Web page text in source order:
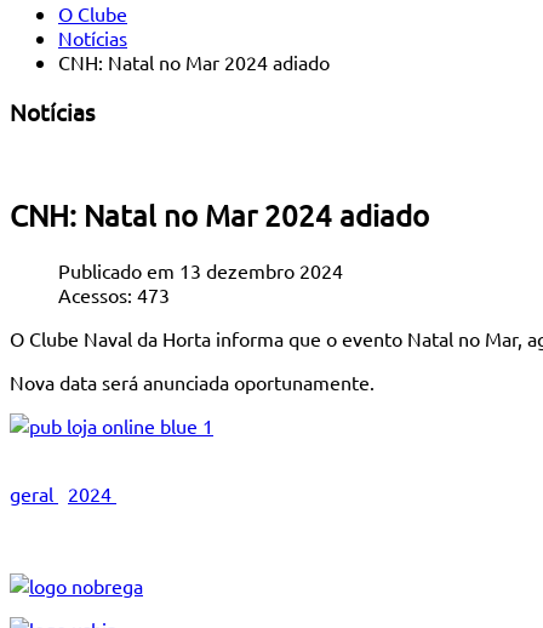
O Clube
Notícias
CNH: Natal no Mar 2024 adiado
Notícias
CNH: Natal no Mar 2024 adiado
Publicado em 13 dezembro 2024
Acessos: 473
O Clube Naval da Horta informa que o evento Natal no Mar,
Nova data será anunciada oportunamente.
geral 2024